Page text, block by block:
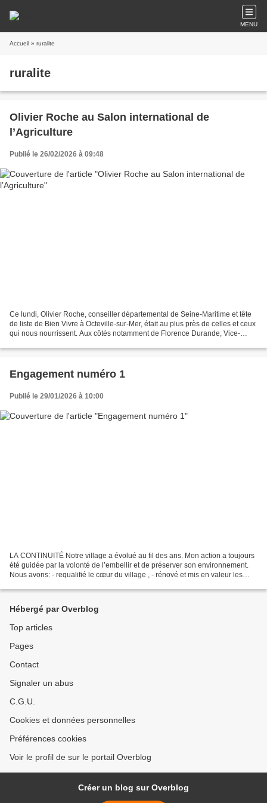
MENU
Accueil » ruralite
ruralite
Olivier Roche au Salon international de
l’Agriculture
Publié le 26/02/2026 à 09:48
Ce lundi, Olivier Roche, conseiller départemental de Seine-Maritime et tête
de liste de Bien Vivre à Octeville-sur-Mer, était au plus près de celles et ceux
qui nous nourrissent. Aux côtés notamment de Florence Durande, Vice-
Engagement numéro 1
Publié le 29/01/2026 à 10:00
LA CONTINUITÉ Notre village a évolué au fil des ans. Mon action a toujours
été guidée par la volonté de l’embellir et de préserver son environnement.
Nous avons: - requalifié le cœur du village , - rénové et mis en valeur les
Hébergé par Overblog
Top articles
Pages
Contact
Signaler un abus
C.G.U.
Cookies et données personnelles
Préférences cookies
Voir le profil de sur le portail Overblog
Créer un blog sur Overblog